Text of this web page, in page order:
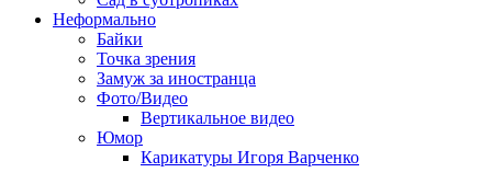
Неформально
Байки
Точка зрения
Замуж за иностранца
Фото/Видео
Вертикальное видео
Юмор
Карикатуры Игоря Варченко